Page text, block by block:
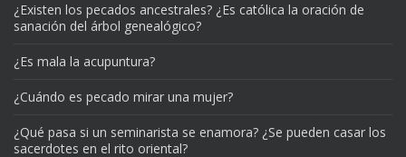
¿Existen los pecados ancestrales? ¿Es católica la oración de
sanación del árbol genealógico?
¿Es mala la acupuntura?
¿Cuándo es pecado mirar una mujer?
¿Qué pasa si un seminarista se enamora? ¿Se pueden casar los
sacerdotes en el rito oriental?